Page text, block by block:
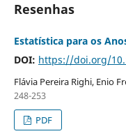
Resenhas
Estatística para os
DOI: https://doi.org/
Flávia Pereira Righi, Enio
248-253
PDF